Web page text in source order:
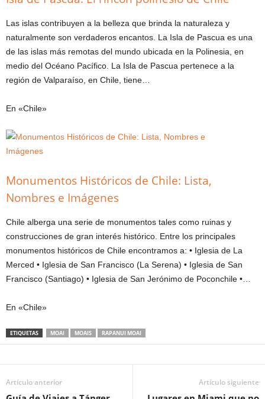
Las islas contribuyen a la belleza que brinda la naturaleza y
naturalmente son verdaderos encantos. La Isla de Pascua es una
de las islas más remotas del mundo ubicada en la Polinesia, en
medio del Océano Pacífico. La Isla de Pascua pertenece a la
región de Valparaíso, en Chile, tiene…
En «Chile»
Monumentos Históricos de Chile: Lista,
Nombres e Imágenes
Chile alberga una serie de monumentos tales como ruinas y
construcciones de gran interés histórico. Entre los principales
monumentos históricos de Chile encontramos a: • Iglesia de La
Merced • Iglesia de San Francisco (La Serena) • Iglesia de San
Francisco (Santiago) • Iglesia de San Jerónimo de Poconchile •…
En «Chile»
ETIQUETAS MOAI MOAIS RAPANUI MOAI
Artículo anterior Artículo siguiente